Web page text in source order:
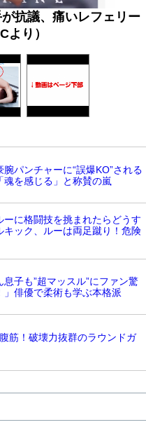
抗議、痛いレフェリー
より）
パンチャーに“誤爆KO”される
を感じる」と称賛の嵐
ーに格闘技を挑まれたらどうす
キック、ルーは両足蹴り！危険
息子も”超マッスル”にファン驚
」俳優で柔術も学ぶ本格派
筋！破壊力抜群のラウンドガ